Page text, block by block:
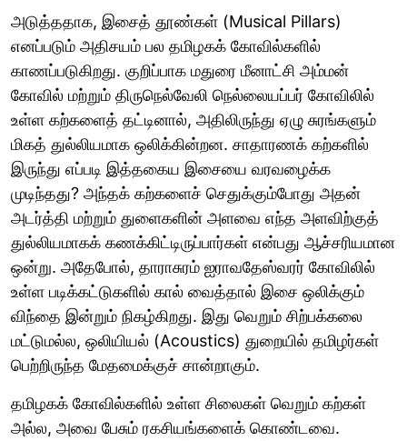
அடுத்ததாக, இசைத் தூண்கள் (Musical Pillars)
எனப்படும் அதிசயம் பல தமிழகக் கோவில்களில்
காணப்படுகிறது. குறிப்பாக மதுரை மீனாட்சி அம்மன்
கோவில் மற்றும் திருநெல்வேலி நெல்லையப்பர் கோவிலில்
உள்ள கற்களைத் தட்டினால், அதிலிருந்து ஏழு சுரங்களும்
மிகத் துல்லியமாக ஒலிக்கின்றன. சாதாரணக் கற்களில்
இருந்து எப்படி இத்தகைய இசையை வரவழைக்க
முடிந்தது? அந்தக் கற்களைச் செதுக்கும்போது அதன்
அடர்த்தி மற்றும் துளைகளின் அளவை எந்த அளவிற்குத்
துல்லியமாகக் கணக்கிட்டிருப்பார்கள் என்பது ஆச்சரியமான
ஒன்று. அதேபோல், தாராசுரம் ஐராவதேஸ்வரர் கோவிலில்
உள்ள படிக்கட்டுகளில் கால் வைத்தால் இசை ஒலிக்கும்
விந்தை இன்றும் நிகழ்கிறது. இது வெறும் சிற்பக்கலை
மட்டுமல்ல, ஒலியியல் (Acoustics) துறையில் தமிழர்கள்
பெற்றிருந்த மேதமைக்குச் சான்றாகும்.
தமிழகக் கோவில்களில் உள்ள சிலைகள் வெறும் கற்கள்
அல்ல, அவை பேசும் ரகசியங்களைக் கொண்டவை.